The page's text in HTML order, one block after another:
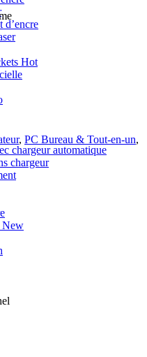
d’encre
Hot
chargeur automatique
chargeur
New
, PC Bureau & Tout-en-un,